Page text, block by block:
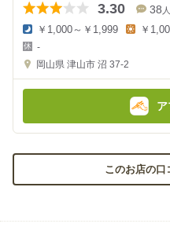
3.30 38 人
夜
の
金
￥1,000～￥1,999
金
￥
-
岡山県 津山市 沼 37-2
ア
このお店の口